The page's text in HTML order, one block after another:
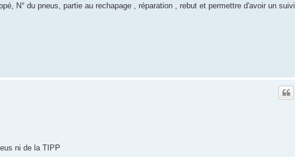
N° du pneus, partie au rechapage , réparation , rebut et permettre d'avoir un suivi
ni de la TIPP